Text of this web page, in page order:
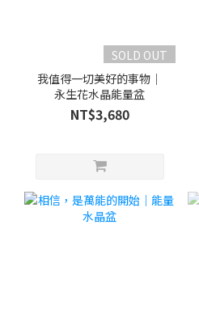
SOLD OUT
我值得一切美好的事物｜
永生花水晶能量盆
NT$3,680